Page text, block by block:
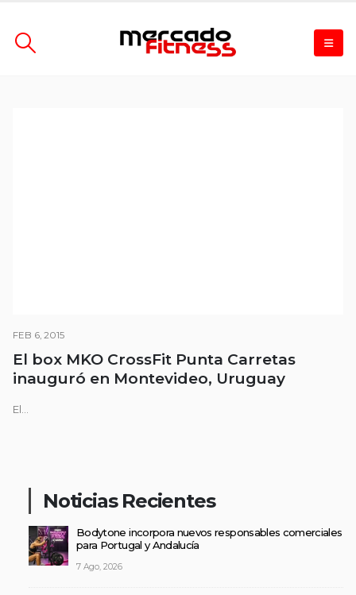
FEB 6, 2015
El box MKO CrossFit Punta Carretas
inauguró en Montevideo, Uruguay
El...
Noticias Recientes
Bodytone incorpora nuevos responsables comerciales
para Portugal y Andalucía
7 Ago, 2026